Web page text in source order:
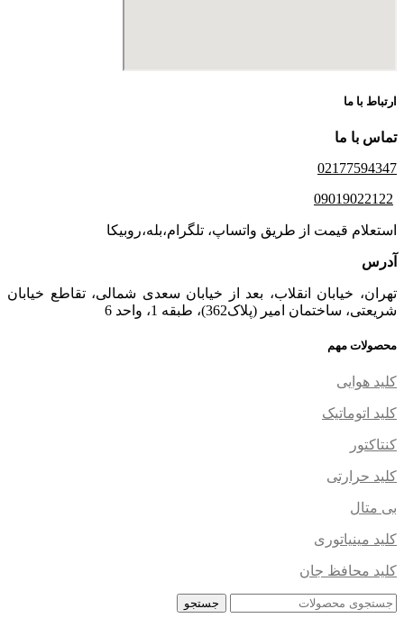
ارتباط با ما
تماس با ما
02177594347
09019022122
استعلام قیمت از طریق واتساپ، تلگرام،بله،روبیکا
آدرس
تهران، خیابان انقلاب، بعد از خیابان سعدی شمالی، تقاطع خیابان
شریعتی، ساختمان امیر (پلاک362)، طبقه 1، واحد 6
محصولات مهم
کلید هوایی
کلید اتوماتیک
کنتاکتور
کلید حرارتی
بی متال
کلید مینیاتوری
کلید محافظ جان
جستجو